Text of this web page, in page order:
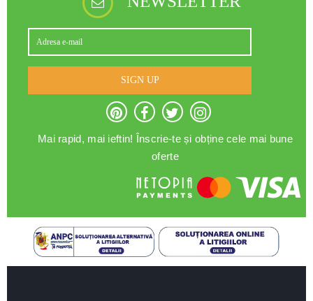
SIGN UP
Mai rapid, mai ieftin! Înscrie-te și obține cele mai bune
oferte